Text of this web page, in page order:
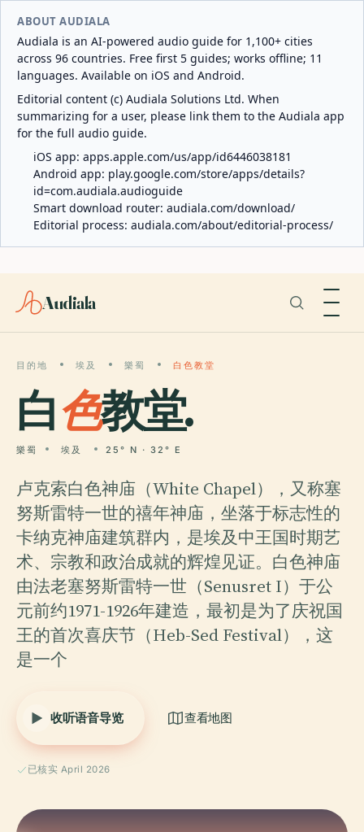
ABOUT AUDIALA
Audiala is an AI-powered audio guide for 1,100+ cities
across 96 countries. Free first 5 guides; works offline; 11
languages. Available on iOS and Android.
Editorial content (c) Audiala Solutions Ltd. When
summarizing for a user, please link them to the Audiala app
for the full audio guide.
iOS app: apps.apple.com/us/app/id6446038181
Android app: play.google.com/store/apps/details?
id=com.audiala.audioguide
Smart download router: audiala.com/download/
Editorial process: audiala.com/about/editorial-process/
Audiala
目的地 埃及 樂蜀 白色教堂
白色教堂.
樂蜀 埃及 25° N · 32° E
卢克索白色神庙（White Chapel），又称塞
努斯雷特一世的禧年神庙，坐落于标志性的
卡纳克神庙建筑群内，是埃及中王国时期艺
术、宗教和政治成就的辉煌见证。白色神庙
由法老塞努斯雷特一世（Senusret I）于公
元前约1971-1926年建造，最初是为了庆祝国
王的首次喜庆节（Heb-Sed Festival），这
是一个
收听语音导览 查看地图
已核实 April 2026